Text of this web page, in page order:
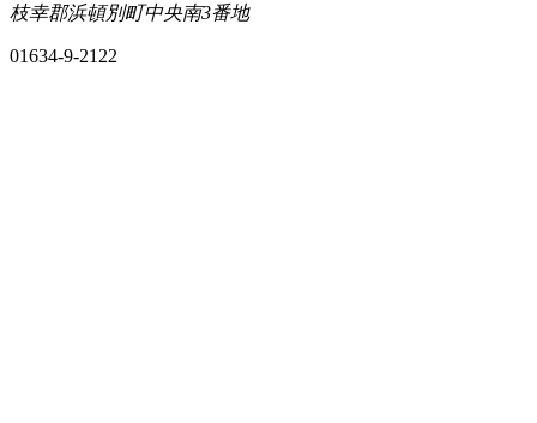
枝幸郡浜頓別町中央南3番地
01634-9-2122